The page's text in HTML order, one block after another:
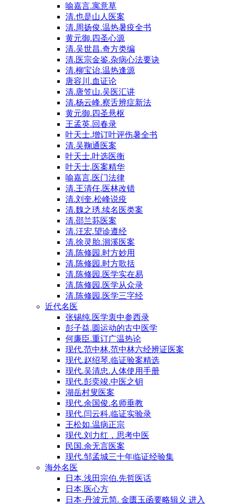
喻嘉言.寓意草
清.也是山人医案
清.周扬俊.温热暑疫全书
黄元御.四圣心源
清.吴世昌.奇方类编
清.医宗金鉴.杂病心法要诀
清.柳宝诒.温热逢源
唐容川.血证论
清.唐笠山.吴医汇讲
清.杨云峰.察舌辨症新法
黄元御.四圣悬枢
王孟英.回春录
叶天士.增订叶评伤暑全书
清.吴鞠通医案
叶天士.叶选医衡
叶天士.医案精华
喻嘉言.医门法律
清.王清任.医林改错
清.刘奎.松峰说疫
清.魏之琇.续名医类案
清.邵兰荪医案
清.汪宏.望诊遵经
清.徐灵胎.洄溪医案
清.陈修园.时方妙用
清.陈修园.时方歌括
清.陈修园.医学实在易
清.陈修园.医学从众录
清.陈修园.医学三字经
近代名医
张锡纯.医学衷中参西录
彭子益.圆运动的古中医学
何廉臣.重订广温热论
现代.范中林.范中林六经辨证医案
现代.赵绍琴.临证验案精选
现代.吴清忠.人体使用手册
现代.彭奕竣.中医之钥
湖岳村叟医案
现代.余国俊.名师垂教
现代.闫云科.临证实验录
王松如.温病正宗
现代.刘力红，思考中医
民国.余无言医案
现代.邹孟城三十年临证经验集
海外名医
日本.浅田宗伯.先哲医话
日本.医心方
日本·丹波元简. 金匮玉函要略辑义 进入